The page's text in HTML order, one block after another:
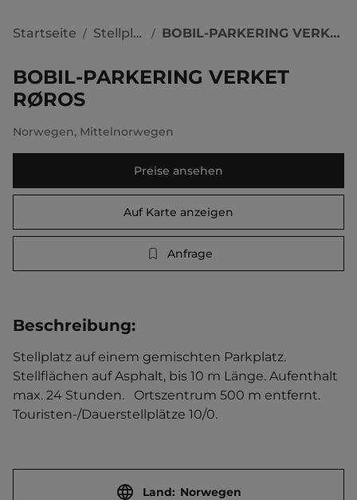
Startseite / Stellplätze / BOBIL-PARKERING VERKET RØROS
BOBIL-PARKERING VERKET
RØROS
Norwegen, Mittelnorwegen
Preise ansehen
Auf Karte anzeigen
Anfrage
Beschreibung:
Stellplatz auf einem gemischten Parkplatz.
Stellflächen auf Asphalt, bis 10 m Länge. Aufenthalt
max. 24 Stunden.   Ortszentrum 500 m entfernt.
Touristen-/Dauerstellplätze 10/0.
Land: Norwegen